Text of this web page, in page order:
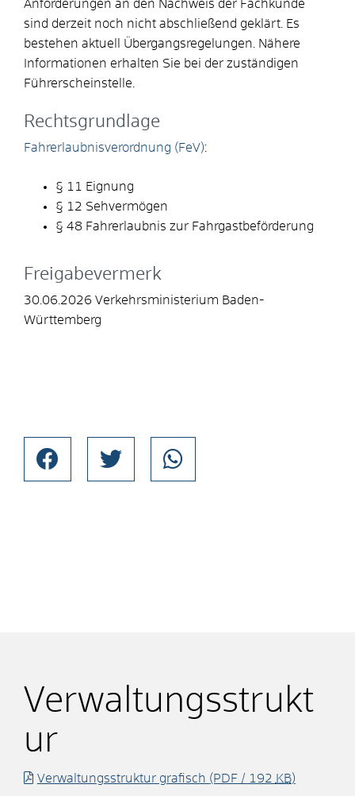
Anforderungen an den Nachweis der Fachkunde
sind derzeit noch nicht abschließend geklärt. Es
bestehen aktuell Übergangsregelungen. Nähere
Informationen erhalten Sie bei der zuständigen
Führerscheinstelle.
Rechtsgrundlage
Fahrerlaubnisverordnung (FeV):
§ 11
Eignung
§ 12 Sehvermögen
§ 48 Fahrerlaubnis zur Fahrgastbeförderung
Freigabevermerk
30.06.2026 Verkehrsministerium Baden-
Württemberg
Verwaltungsstrukt
ur
Verwaltungsstruktur grafisch (PDF / 192 KB)